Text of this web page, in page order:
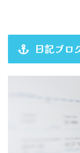
日記ブロ